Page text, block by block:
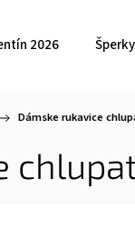
2026
Dámske rukavice